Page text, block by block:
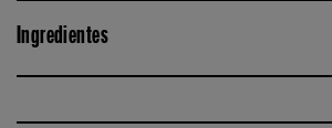
Ingredientes